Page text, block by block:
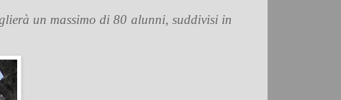
un massimo di 80 alunni, suddivisi in